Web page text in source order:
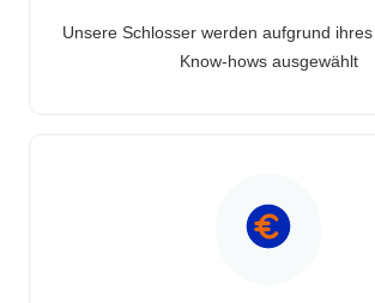
Unsere Schlosser werden aufgrund
Know-hows ausgewählt